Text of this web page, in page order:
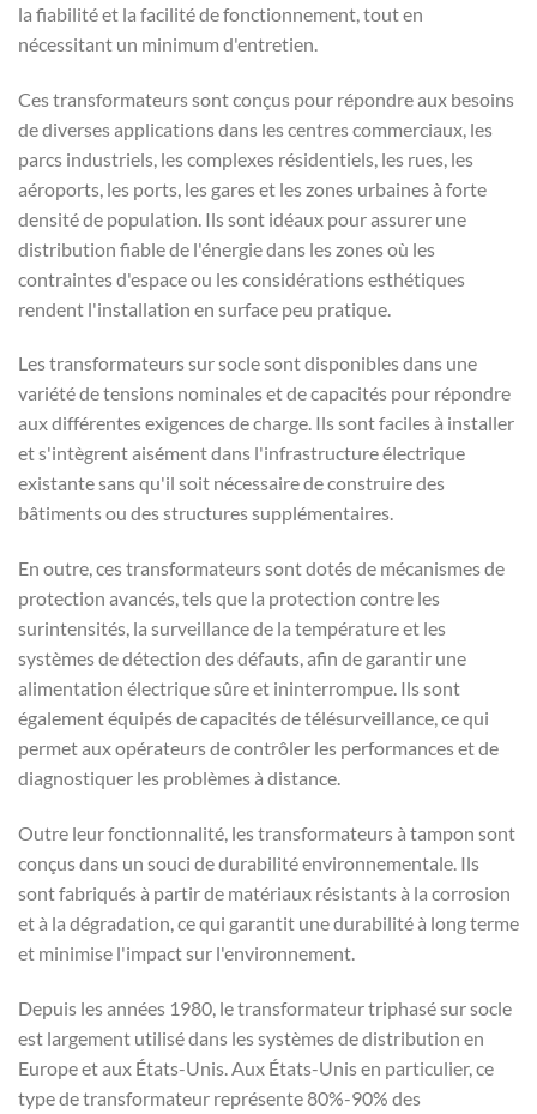
la fiabilité et la facilité de fonctionnement, tout en
nécessitant un minimum d'entretien.
Ces transformateurs sont conçus pour répondre aux besoins
de diverses applications dans les centres commerciaux, les
parcs industriels, les complexes résidentiels, les rues, les
aéroports, les ports, les gares et les zones urbaines à forte
densité de population. Ils sont idéaux pour assurer une
distribution fiable de l'énergie dans les zones où les
contraintes d'espace ou les considérations esthétiques
rendent l'installation en surface peu pratique.
Les transformateurs sur socle sont disponibles dans une
variété de tensions nominales et de capacités pour répondre
aux différentes exigences de charge. Ils sont faciles à installer
et s'intègrent aisément dans l'infrastructure électrique
existante sans qu'il soit nécessaire de construire des
bâtiments ou des structures supplémentaires.
En outre, ces transformateurs sont dotés de mécanismes de
protection avancés, tels que la protection contre les
surintensités, la surveillance de la température et les
systèmes de détection des défauts, afin de garantir une
alimentation électrique sûre et ininterrompue. Ils sont
également équipés de capacités de télésurveillance, ce qui
permet aux opérateurs de contrôler les performances et de
diagnostiquer les problèmes à distance.
Outre leur fonctionnalité, les transformateurs à tampon sont
conçus dans un souci de durabilité environnementale. Ils
sont fabriqués à partir de matériaux résistants à la corrosion
et à la dégradation, ce qui garantit une durabilité à long terme
et minimise l'impact sur l'environnement.
Depuis les années 1980, le transformateur triphasé sur socle
est largement utilisé dans les systèmes de distribution en
Europe et aux États-Unis. Aux États-Unis en particulier, ce
type de transformateur représente 80%-90% des